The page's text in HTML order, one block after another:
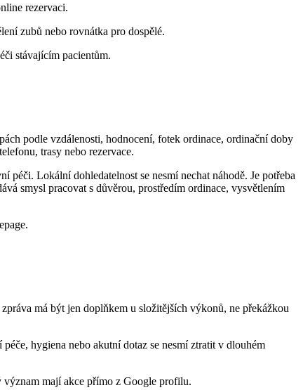
rezervaci.
zubů nebo rovnátka pro dospělé.
stávajícím pacientům.
podle vzdálenosti, hodnocení, fotek ordinace, ordinační doby
trasy nebo rezervace.
Lokální dohledatelnost se nesmí nechat náhodě. Je potřeba
smysl pracovat s důvěrou, prostředím ordinace, vysvětlením
má být jen doplňkem u složitějších výkonů, ne překážkou
hygiena nebo akutní dotaz se nesmí ztratit v dlouhém
význam mají akce přímo z Google profilu.